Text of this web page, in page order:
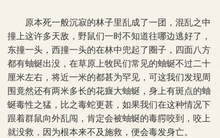
原本死一般沉寂的林子里乱成了一团，混乱之中
撞上这许多天敌，野鼠们一时不知道往哪边逃好了，
东撞一头，西撞一头的在林中兜起了圈子，四面八方
都有蚰蜒出没，在草原上牧民们常见的蚰蜒不过二十
厘米左右，将近一米的都甚为罕见，可这我们发现周
围竟然还有两米多长的花癍大蚰蜒，身上有斑点的蚰
蜒毒性之猛，比之毒蛇更甚，如果我们在这种情况下
跟着群鼠向外乱闯，肯定会被蚰蜒的毒腭咬到，咬上
就没救，因为根本来不及施救，便会毒发身亡。